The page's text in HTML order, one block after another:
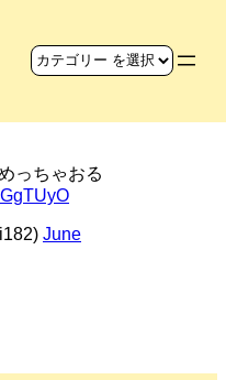
っちゃおる
June